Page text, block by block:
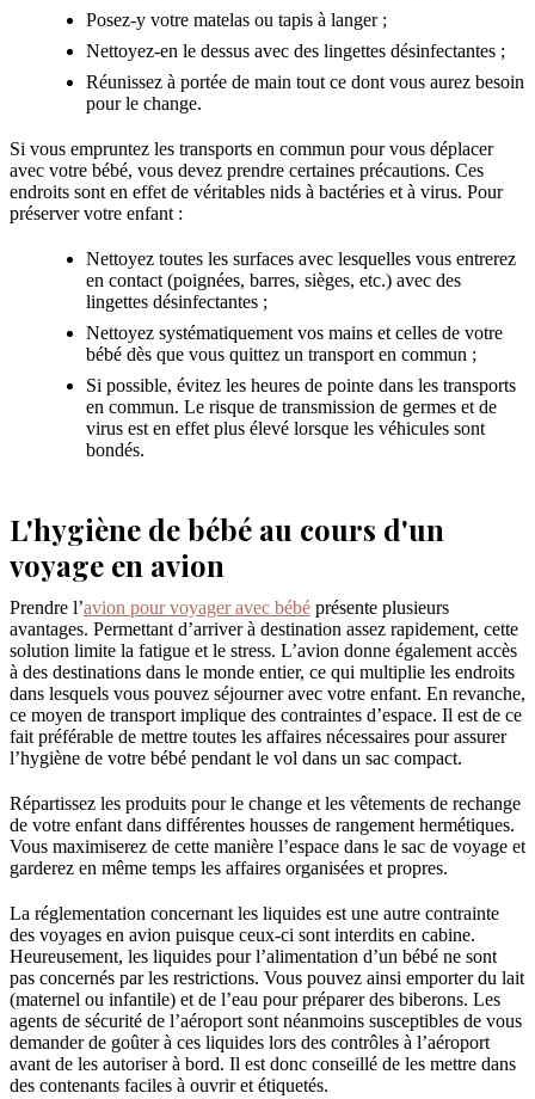
Posez-y votre matelas ou tapis à langer ;
Nettoyez-en le dessus avec des lingettes désinfectantes ;
Réunissez à portée de main tout ce dont vous aurez besoin
pour le change.
Si vous empruntez les transports en commun pour vous déplacer
avec votre bébé, vous devez prendre certaines précautions. Ces
endroits sont en effet de véritables nids à bactéries et à virus. Pour
préserver votre enfant :
Nettoyez toutes les surfaces avec lesquelles vous entrerez
en contact (poignées, barres, sièges, etc.) avec des
lingettes désinfectantes ;
Nettoyez systématiquement vos mains et celles de votre
bébé dès que vous quittez un transport en commun ;
Si possible, évitez les heures de pointe dans les transports
en commun. Le risque de transmission de germes et de
virus est en effet plus élevé lorsque les véhicules sont
bondés.
L'hygiène de bébé au cours d'un
voyage en avion
Prendre l’avion pour voyager avec bébé présente plusieurs
avantages. Permettant d’arriver à destination assez rapidement, cette
solution limite la fatigue et le stress. L’avion donne également accès
à des destinations dans le monde entier, ce qui multiplie les endroits
dans lesquels vous pouvez séjourner avec votre enfant. En revanche,
ce moyen de transport implique des contraintes d’espace. Il est de ce
fait préférable de mettre toutes les affaires nécessaires pour assurer
l’hygiène de votre bébé pendant le vol dans un sac compact.
Répartissez les produits pour le change et les vêtements de rechange
de votre enfant dans différentes housses de rangement hermétiques.
Vous maximiserez de cette manière l’espace dans le sac de voyage et
garderez en même temps les affaires organisées et propres.
La réglementation concernant les liquides est une autre contrainte
des voyages en avion puisque ceux-ci sont interdits en cabine.
Heureusement, les liquides pour l’alimentation d’un bébé ne sont
pas concernés par les restrictions. Vous pouvez ainsi emporter du lait
(maternel ou infantile) et de l’eau pour préparer des biberons. Les
agents de sécurité de l’aéroport sont néanmoins susceptibles de vous
demander de goûter à ces liquides lors des contrôles à l’aéroport
avant de les autoriser à bord. Il est donc conseillé de les mettre dans
des contenants faciles à ouvrir et étiquetés.